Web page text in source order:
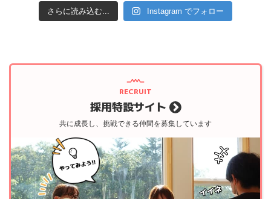
さらに読み込む... Instagram でフォロー
RECRUIT
採用特設サイト
共に成長し、挑戦できる仲間を募集しています